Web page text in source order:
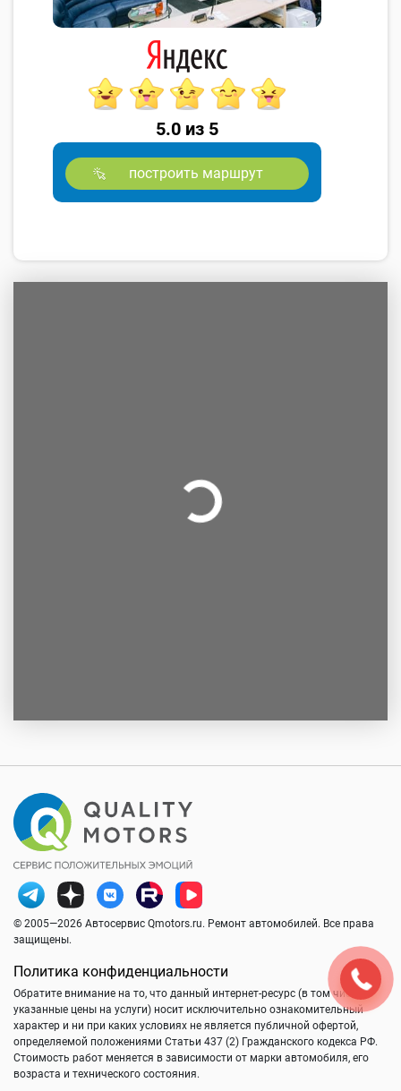
5.0 из 5
построить маршрут
© 2005—2026 Автосервис Qmotors.ru. Ремонт автомобилей. Все права
защищены.
Политика конфиденциальности
Обратите внимание на то, что данный интернет-ресурс (в том числе
указанные цены на услуги) носит исключительно ознакомительный
характер и ни при каких условиях не является публичной офертой,
определяемой положениями Статьи 437 (2) Гражданского кодекса РФ.
Стоимость работ меняется в зависимости от марки автомобиля, его
возраста и технического состояния.